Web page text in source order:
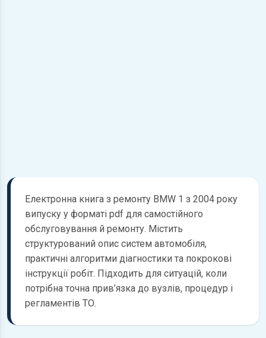
Електронна книга з ремонту BMW 1 з 2004 року
випуску у форматі pdf для самостійного
обслуговування й ремонту. Містить
структурований опис систем автомобіля,
практичні алгоритми діагностики та покрокові
інструкції робіт. Підходить для ситуацій, коли
потрібна точна прив’язка до вузлів, процедур і
регламентів ТО.